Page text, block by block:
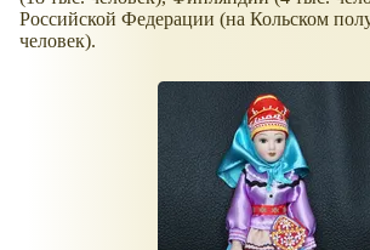
Российской Федерации (на Кольском
человек).